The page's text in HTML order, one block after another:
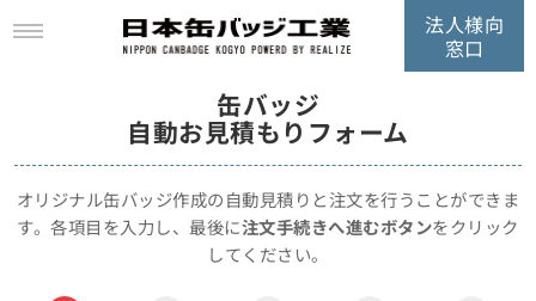
法人様向
窓口
缶バッジ
自動お見積もりフォーム
オリジナル缶バッジ作成の自動見積りと注文を行うことができま
す。各項目を入力し、最後に注文手続きへ進むボタンをクリック
してください。